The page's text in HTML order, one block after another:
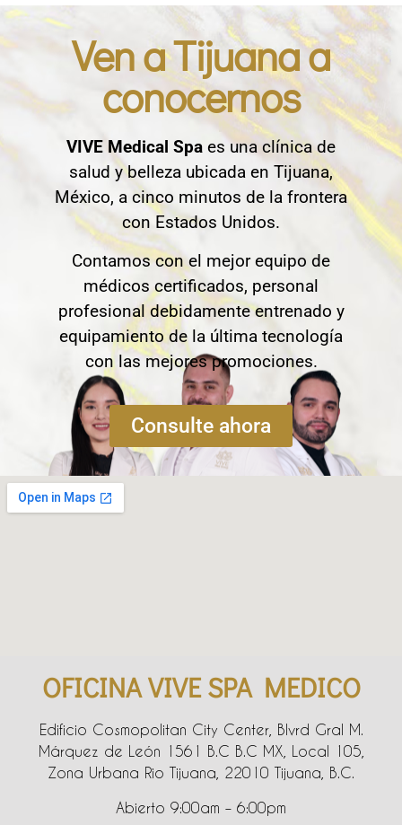
Ven a Tijuana a
conocernos
VIVE Medical Spa es una clínica de
salud y belleza ubicada en Tijuana,
México, a cinco minutos de la frontera
con Estados Unidos.
Contamos con el mejor equipo de
médicos certificados, personal
profesional debidamente entrenado y
equipamiento de la última tecnología
con las mejores promociones.
Consulte ahora
OFICINA VIVE SPA MEDICO
Edificio Cosmopolitan City Center, Blvrd Gral M.
Márquez de León 1561 B.C B.C MX, Local 105,
Zona Urbana Rio Tijuana, 22010 Tijuana, B.C.
Abierto 9:00am – 6:00pm